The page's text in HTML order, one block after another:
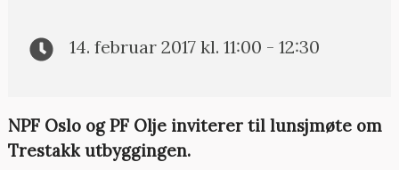
14. februar 2017 kl. 11:00 - 12:30
NPF Oslo og PF Olje inviterer til lunsjmøte om
Trestakk utbyggingen.